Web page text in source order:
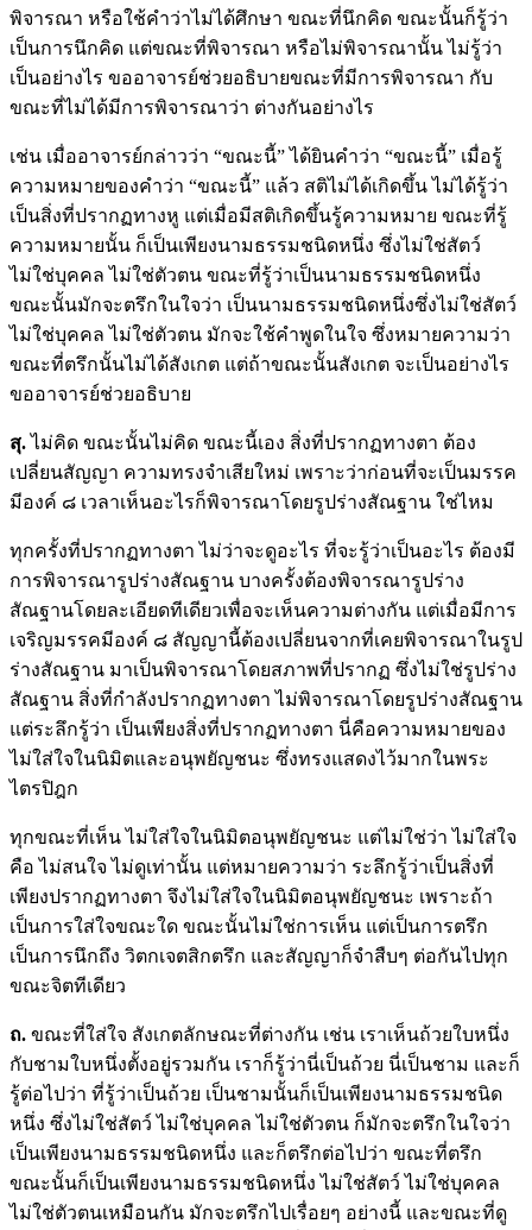
พิจารณา หรือใช้คำว่าไม่ได้ศึกษา ขณะที่นึกคิด ขณะนั้นก็รู้ว่า
เป็นการนึกคิด แต่ขณะที่พิจารณา หรือไม่พิจารณานั้น ไม่รู้ว่า
เป็นอย่างไร ขออาจารย์ช่วยอธิบายขณะที่มีการพิจารณา กับ
ขณะที่ไม่ได้มีการพิจารณาว่า ต่างกันอย่างไร
เช่น เมื่ออาจารย์กล่าวว่า “ขณะนี้” ได้ยินคำว่า “ขณะนี้” เมื่อรู้
ความหมายของคำว่า “ขณะนี้” แล้ว สติไม่ได้เกิดขึ้น ไม่ได้รู้ว่า
เป็นสิ่งที่ปรากฏทางหู แต่เมื่อมีสติเกิดขึ้นรู้ความหมาย ขณะที่รู้
ความหมายนั้น ก็เป็นเพียงนามธรรมชนิดหนึ่ง ซึ่งไม่ใช่สัตว์
ไม่ใช่บุคคล ไม่ใช่ตัวตน ขณะที่รู้ว่าเป็นนามธรรมชนิดหนึ่ง
ขณะนั้นมักจะตรึกในใจว่า เป็นนามธรรมชนิดหนึ่งซึ่งไม่ใช่สัตว์
ไม่ใช่บุคคล ไม่ใช่ตัวตน มักจะใช้คำพูดในใจ ซึ่งหมายความว่า
ขณะที่ตรึกนั้นไม่ได้สังเกต แต่ถ้าขณะนั้นสังเกต จะเป็นอย่างไร
ขออาจารย์ช่วยอธิบาย
สุ.ไม่คิด ขณะนั้นไม่คิด ขณะนี้เอง สิ่งที่ปรากฏทางตา ต้อง
เปลี่ยนสัญญา ความทรงจำเสียใหม่ เพราะว่าก่อนที่จะเป็นมรรค
มีองค์ ๘ เวลาเห็นอะไรก็พิจารณาโดยรูปร่างสัณฐาน ใช่ไหม
ทุกครั้งที่ปรากฏทางตา ไม่ว่าจะดูอะไร ที่จะรู้ว่าเป็นอะไร ต้องมี
การพิจารณารูปร่างสัณฐาน บางครั้งต้องพิจารณารูปร่าง
สัณฐานโดยละเอียดทีเดียวเพื่อจะเห็นความต่างกัน แต่เมื่อมีการ
เจริญมรรคมีองค์ ๘ สัญญานี้ต้องเปลี่ยนจากที่เคยพิจารณาในรูป
ร่างสัณฐาน มาเป็นพิจารณาโดยสภาพที่ปรากฏ ซึ่งไม่ใช่รูปร่าง
สัณฐาน สิ่งที่กำลังปรากฏทางตา ไม่พิจารณาโดยรูปร่างสัณฐาน
แต่ระลึกรู้ว่า เป็นเพียงสิ่งที่ปรากฏทางตา นี่คือความหมายของ
ไม่ใส่ใจในนิมิตและอนุพยัญชนะ ซึ่งทรงแสดงไว้มากในพระ
ไตรปิฎก
ทุกขณะที่เห็น ไม่ใส่ใจในนิมิตอนุพยัญชนะ แต่ไม่ใช่ว่า ไม่ใส่ใจ
คือ ไม่สนใจ ไม่ดูเท่านั้น แต่หมายความว่า ระลึกรู้ว่าเป็นสิ่งที่
เพียงปรากฏทางตา จึงไม่ใส่ใจในนิมิตอนุพยัญชนะ เพราะถ้า
เป็นการใส่ใจขณะใด ขณะนั้นไม่ใช่การเห็น แต่เป็นการตรึก
เป็นการนึกถึง วิตกเจตสิกตรึก และสัญญาก็จำสืบๆ ต่อกันไปทุก
ขณะจิตทีเดียว
ถ. ขณะที่ใส่ใจ สังเกตลักษณะที่ต่างกัน เช่น เราเห็นถ้วยใบหนึ่ง
กับชามใบหนึ่งตั้งอยู่รวมกัน เราก็รู้ว่านี่เป็นถ้วย นี่เป็นชาม และก็
รู้ต่อไปว่า ที่รู้ว่าเป็นถ้วย เป็นชามนั้นก็เป็นเพียงนามธรรมชนิด
หนึ่ง ซึ่งไม่ใช่สัตว์ ไม่ใช่บุคคล ไม่ใช่ตัวตน ก็มักจะตรึกในใจว่า
เป็นเพียงนามธรรมชนิดหนึ่ง และก็ตรึกต่อไปว่า ขณะที่ตรึก
ขณะนั้นก็เป็นเพียงนามธรรมชนิดหนึ่ง ไม่ใช่สัตว์ ไม่ใช่บุคคล
ไม่ใช่ตัวตนเหมือนกัน มักจะตรึกไปเรื่อยๆ อย่างนี้ และขณะที่ดู